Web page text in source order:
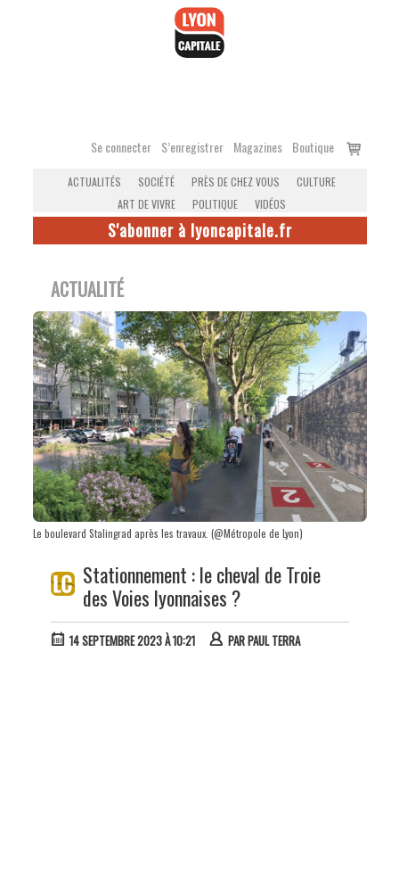
Se connecter S’enregistrer Magazines Boutique
Voir
ACTUALITÉS SOCIÉTÉ PRÈS DE CHEZ VOUS
CULTURE
ART DE VIVRE
POLITIQUE VIDÉOS
S'abonner à lyoncapitale.fr
ACTUALITÉ
Le boulevard Stalingrad après les travaux. (@Métropole de Lyon)
Stationnement : le cheval de Troie
des Voies lyonnaises ?
14 SEPTEMBRE 2023 À 10:21 PARPAUL TERRA